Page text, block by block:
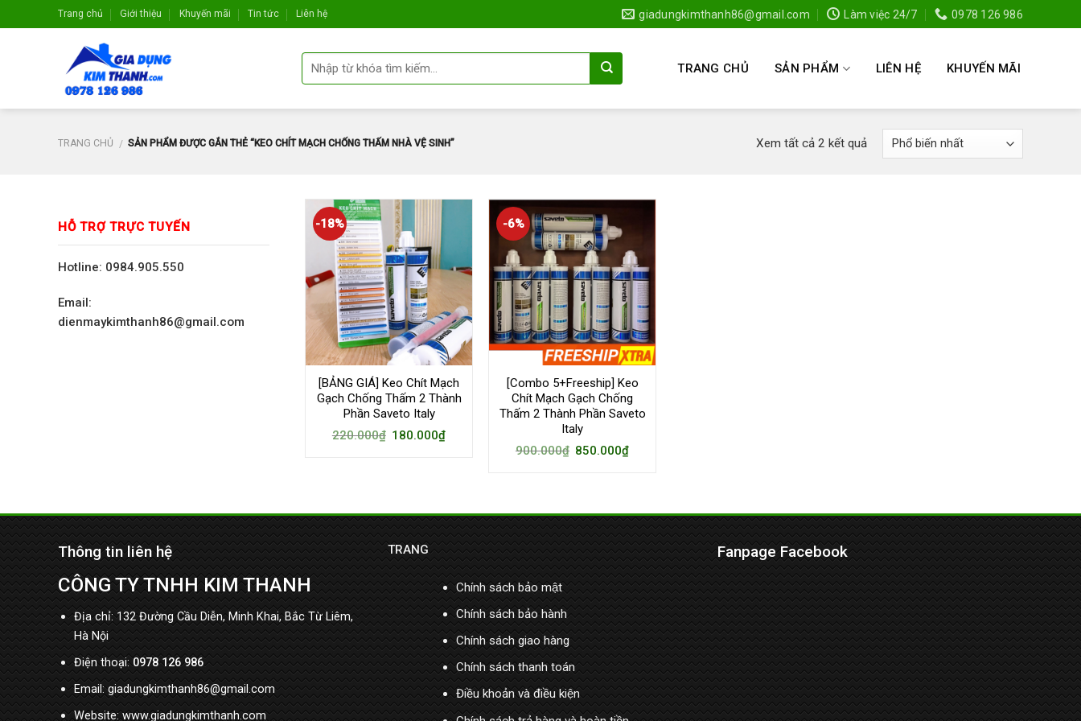
to
Trang chủ Giới thiệu Khuyến mãi Tin tức Liên hệ giadungkimthanh86@gmail.com Làm việc 24/7 0978 126 986
TRANG CHỦ SẢN PHẨM LIÊN HỆ KHUYẾN MÃI
TRANG CHỦ / SẢN PHẨM ĐƯỢC GẮN THẺ “KEO CHÍT MẠCH CHỐNG THẤM NHÀ VỆ SINH” Xem tất cả 2 kết quả
HỖ TRỢ TRỰC TUYẾN
Hotline: 0984.905.550
Email:
dienmaykimthanh86@gmail.com
-18%
[BẢNG GIÁ] Keo Chít Mạch
Gạch Chống Thấm 2 Thành
Phần Saveto Italy
220.000₫ 180.000₫
-6%
[Combo 5+Freeship] Keo
Chít Mạch Gạch Chống
Thấm 2 Thành Phần Saveto
Italy
900.000₫ 850.000₫
Thông tin liên hệ
CÔNG TY TNHH KIM THANH
Địa chỉ: 132 Đường Cầu Diễn, Minh Khai, Bắc Từ Liêm,
Hà Nội
Điện thoại:0978 126 986
Email: giadungkimthanh86@gmail.com
Website: www.giadungkimthanh.com
TRANG
Chính sách bảo mật
Chính sách bảo hành
Chính sách giao hàng
Chính sách thanh toán
Điều khoản và điều kiện
Fanpage Facebook